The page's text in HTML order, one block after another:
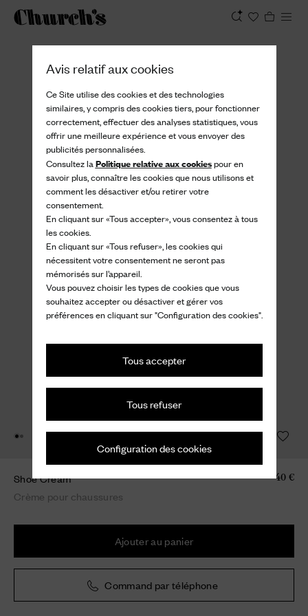
Avis relatif aux cookies
Ce Site utilise des cookies et des technologies
similaires, y compris des cookies tiers, pour fonctionner
correctement, effectuer des analyses statistiques, vous
offrir une meilleure expérience et vous envoyer des
publicités personnalisées.
Consultez la Politique relative aux cookiespour en
savoir plus, connaître les cookies que nous utilisons et
comment les désactiver et/ou retirer votre
consentement.
En cliquant sur «Tous accepter», vous consentez à tous
les cookies.
En cliquant sur «Tous refuser», les cookies qui
nécessitent votre consentement ne seront pas
mémorisés sur l’appareil.
Vous pouvez choisir les types de cookies que vous
souhaitez accepter ou désactiver et gérer vos
préférences en cliquant sur "Configuration des cookies".
Tous accepter
Tous refuser
Configuration des cookies
Shoe Cream
Crème pour chaussures
40 €
Ajouter au panier
Command par téléphone
Afficher